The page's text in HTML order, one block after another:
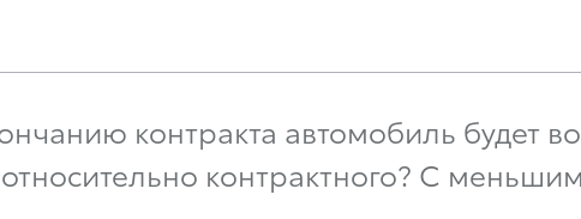
контракта автомобиль будет
контрактного? С